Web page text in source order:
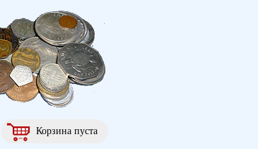
Корзина пуста